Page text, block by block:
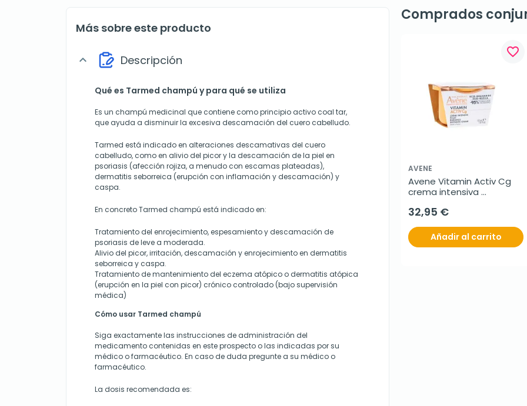
Más sobre este producto
expand_more Descripción
Qué es Tarmed champú y para qué se utiliza
Es un champú medicinal que contiene como principio activo coal tar,
que ayuda a disminuir la excesiva descamación del cuero cabelludo.
Tarmed está indicado en alteraciones descamativas del cuero
cabelludo, como en alivio del picor y la descamación de la piel en
psoriasis (afección rojiza, a menudo con escamas plateadas),
dermatitis seborreica (erupción con inflamación y descamación) y
caspa.
En concreto Tarmed champú está indicado en:
Tratamiento del enrojecimiento, espesamiento y descamación de
psoriasis de leve a moderada.
Alivio del picor, irritación, descamación y enrojecimiento en dermatitis
seborreica y caspa.
Tratamiento de mantenimiento del eczema atópico o dermatitis atópica
(erupción en la piel con picor) crónico controlado (bajo supervisión
médica)
Cómo usar Tarmed champú
Siga exactamente las instrucciones de administración del
medicamento contenidas en este prospecto o las indicadas por su
médico o farmacéutico. En caso de duda pregunte a su médico o
farmacéutico.
La dosis recomendada es:
Comprados
favorite_border
AVENE
Avene Vitamin Activ Cg
crema intensiva
50 ml
32,95 €
Añadir al carrito